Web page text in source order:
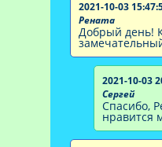
2021-10-03
Рената
Добрый день!
2021-10-03
Сергей
Спасибо,
нравится